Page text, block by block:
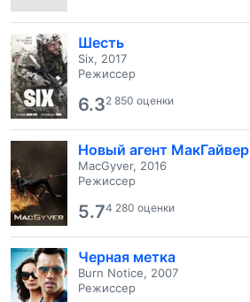
Шесть
Six, 2017
Режиссер
6.32 850 оценки
Новый агент МакГайвер
MacGyver, 2016
Режиссер
5.74 280 оценки
Черная метка
Burn Notice, 2007
Режиссер